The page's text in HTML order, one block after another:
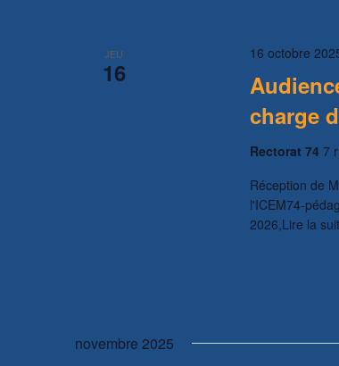
JEU
16
charge
16 octobre
Rectorat 74 7
Réception de
l'ICEM74-
2026,Lire la
novembre 2025